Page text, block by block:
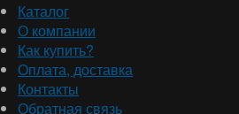
Каталог
О компании
Как купить?
Оплата, доставка
Контакты
Обратная связь